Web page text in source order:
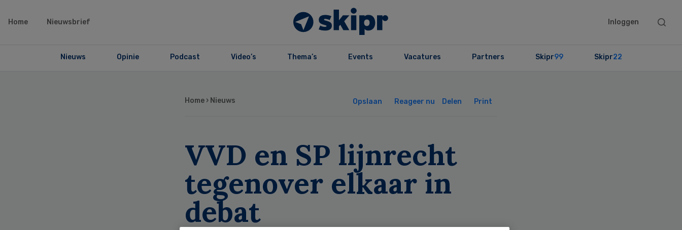
Home Nieuwsbrief Inloggen
Search
Nieuws Opinie Podcast Video’s Thema’s Events Vacatures Partners Skipr99 Skipr22
Home › Nieuws Opslaan Reageer nu Delen Print
VVD en SP lijnrecht
tegenover elkaar in
debat